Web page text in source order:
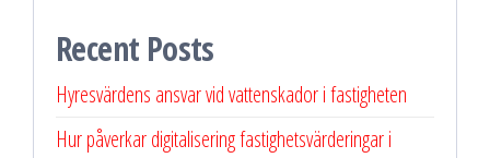
Recent Posts
Hyresvärdens ansvar vid vattenskador i fastigheten
Hur påverkar digitalisering fastighetsvärderingar i